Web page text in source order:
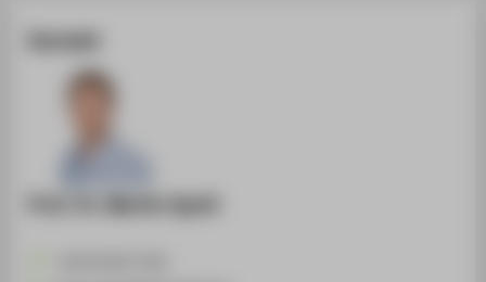
Kontakt
Prof. Dr. Martin Spott